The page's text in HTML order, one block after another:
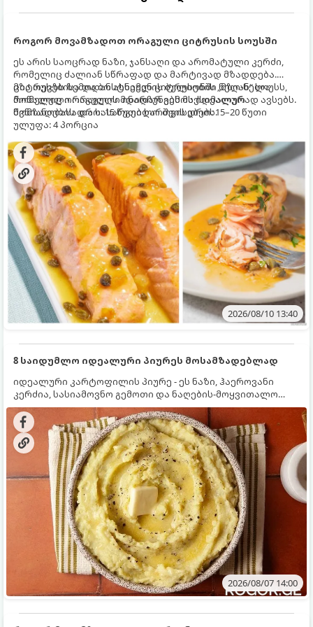
როგორ მოვამზადოთ ორაგული ციტრუსის სოუსში
ეს არის საოცრად ნაზი, ჯანსაღი და არომატული კერძი,
რომელიც ძალიან სწრაფად და მარტივად მზადდება.
ციტრუსებისა და ბოსტნეულის ბულიონში ნელ-ნელა
მოწალული ორაგული ინარჩუნებს მაქსიმალურ
წვნიანობასა და სასარგებლო თვისებებს.
მზა თევზს ზემოდან ასხამენ ციტრუსების „მზიან“ სოუსს,
რომელიც ორაგულის მდიდარ გემოს იდეალურად ავსებს.
მომზადების დრო: 15 წუთი ხარშვის დრო: 15–20 წუთი
ულუფა: 4 პორცია
2026/08/10 13:40
8 საიდუმლო იდეალური პიურეს მოსამზადებლად
იდეალური კარტოფილის პიურე - ეს ნაზი, ჰაეროვანი
კერძია, სასიამოვნო გემოთი და ნაღების-მოყვითალო
ფერით. მისი მომზადება ძალიან მარტივია, მაგრამ
არსებობს რამდენიმე საიდუმლო, რომლებიც უნდა
იცოდეთ, რომ პიურე იდეალურად გემრიელი გამოვიდეს.
2026/08/07 14:00